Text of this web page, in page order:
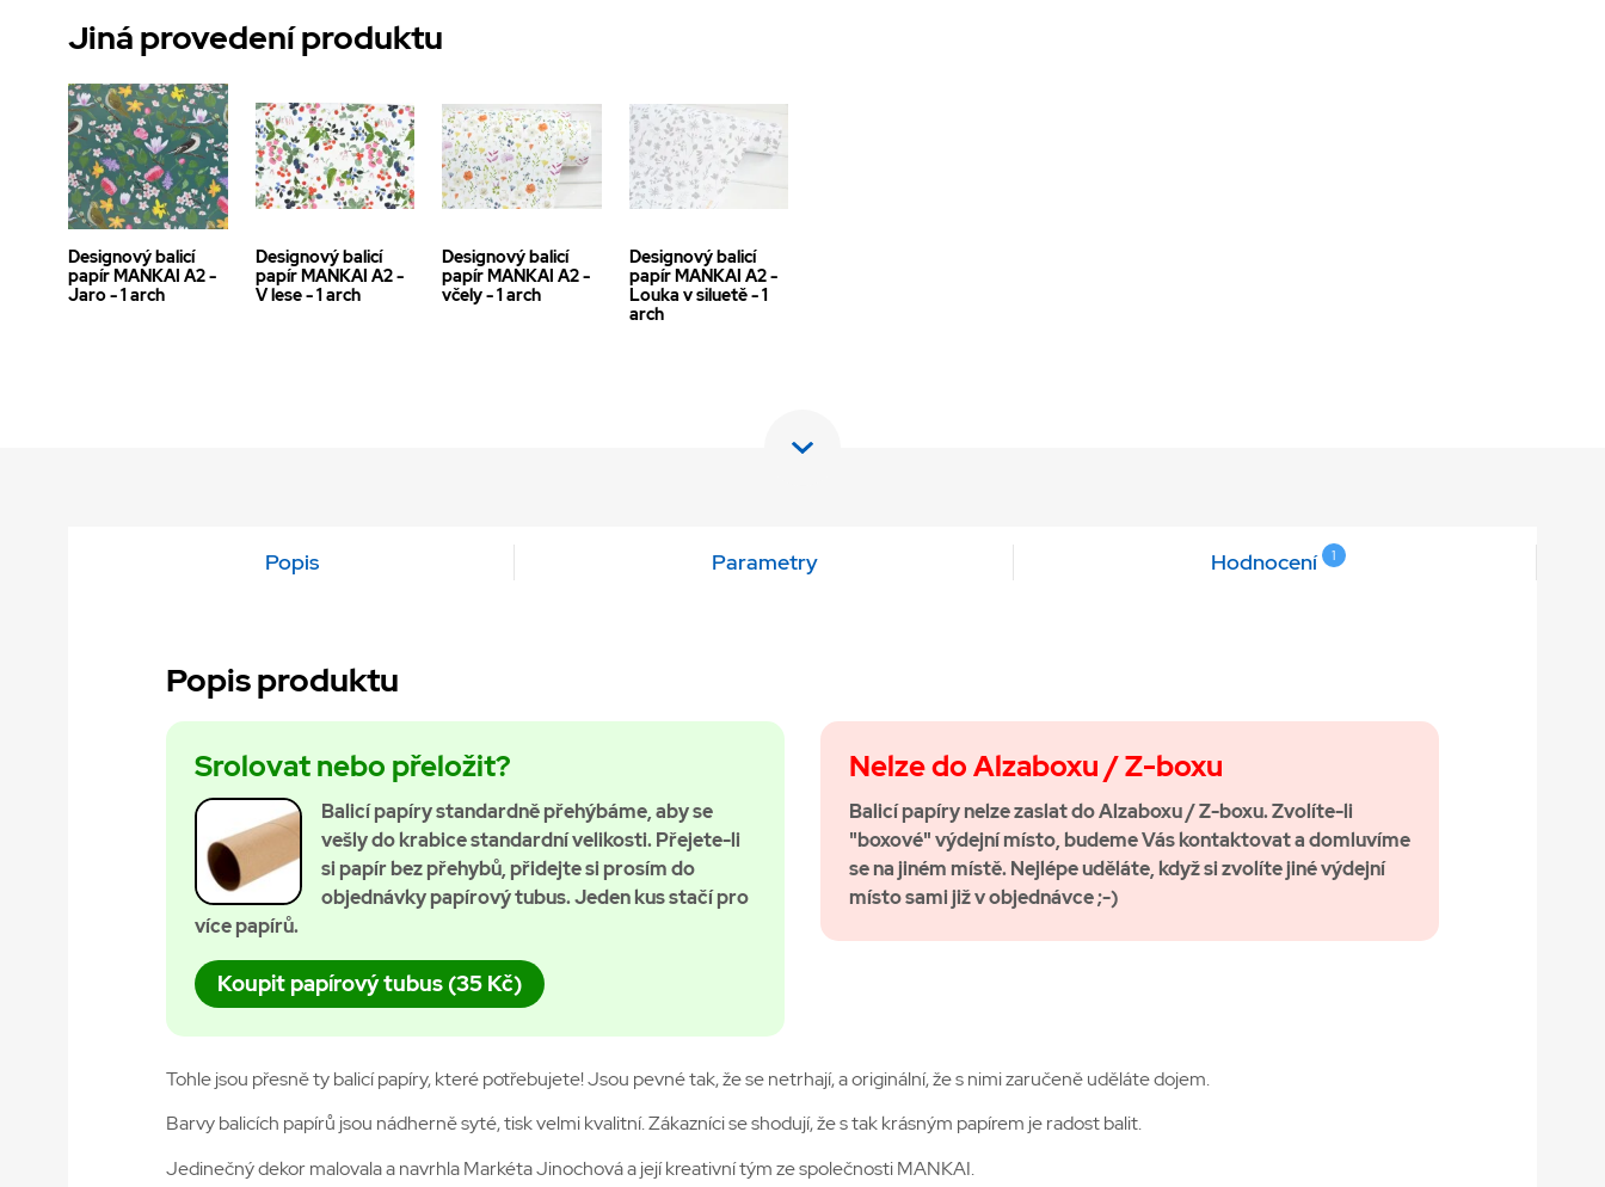
Jiná provedení produktu
Designový balicí
papír MANKAI A2 -
Jaro - 1 arch
Designový balicí
papír MANKAI A2 -
V lese - 1 arch
Designový balicí
papír MANKAI A2 -
včely - 1 arch
Designový balicí
papír MANKAI A2 -
Louka v siluetě - 1
arch
Popis Parametry Hodnocení 1
Popis produktu
Srolovat nebo přeložit?
Balicí papíry standardně přehýbáme, aby se
vešly do krabice standardní velikosti. Přejete-li
si papír bez přehybů, přidejte si prosím do
objednávky papírový tubus. Jeden kus stačí pro
více papírů.
Koupit papírový tubus (35 Kč)
Nelze do Alzaboxu / Z-boxu
Balicí papíry nelze zaslat do Alzaboxu / Z-boxu. Zvolíte-li
"boxové" výdejní místo, budeme Vás kontaktovat a domluvíme
se na jiném místě. Nejlépe uděláte, když si zvolíte jiné výdejní
místo sami již v objednávce ;-)
Tohle jsou přesně ty balicí papíry, které potřebujete! Jsou pevné tak, že se netrhají, a originální, že s nimi zaručeně uděláte dojem.
Barvy balicích papírů jsou nádherně syté, tisk velmi kvalitní. Zákazníci se shodují, že s tak krásným papírem je radost balit.
Jedinečný dekor malovala a navrhla Markéta Jinochová a její kreativní tým ze společnosti MANKAI.